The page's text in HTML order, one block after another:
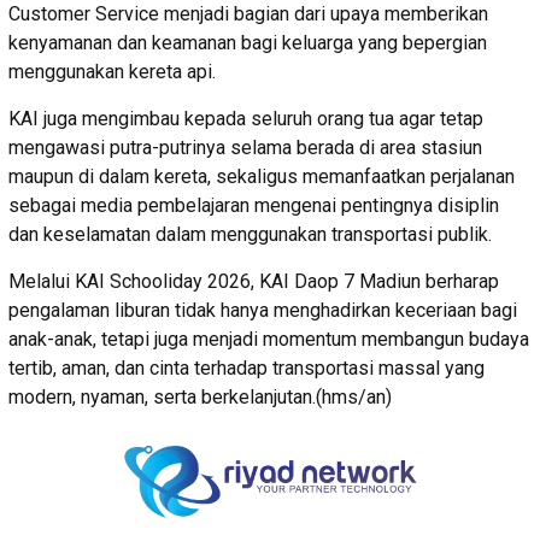
Customer Service menjadi bagian dari upaya memberikan
kenyamanan dan keamanan bagi keluarga yang bepergian
menggunakan kereta api.
KAI juga mengimbau kepada seluruh orang tua agar tetap
mengawasi putra-putrinya selama berada di area stasiun
maupun di dalam kereta, sekaligus memanfaatkan perjalanan
sebagai media pembelajaran mengenai pentingnya disiplin
dan keselamatan dalam menggunakan transportasi publik.
Melalui KAI Schooliday 2026, KAI Daop 7 Madiun berharap
pengalaman liburan tidak hanya menghadirkan keceriaan bagi
anak-anak, tetapi juga menjadi momentum membangun budaya
tertib, aman, dan cinta terhadap transportasi massal yang
modern, nyaman, serta berkelanjutan.(hms/an)